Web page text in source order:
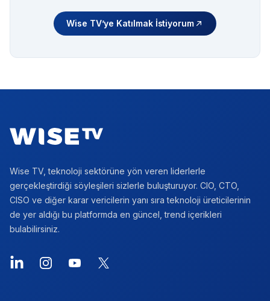
Wise TV’ye Katılmak İstiyorum
Wise TV, teknoloji sektörüne yön veren liderlerle
gerçekleştirdiği söyleşileri sizlerle buluşturuyor. CIO, CTO,
CISO ve diğer karar vericilerin yanı sıra teknoloji üreticilerinin
de yer aldığı bu platformda en güncel, trend içerikleri
bulabilirsiniz.
LinkedInInstagramYouTube
X